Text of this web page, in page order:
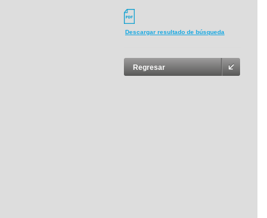
Descargar resultado de búsqueda
Regresar